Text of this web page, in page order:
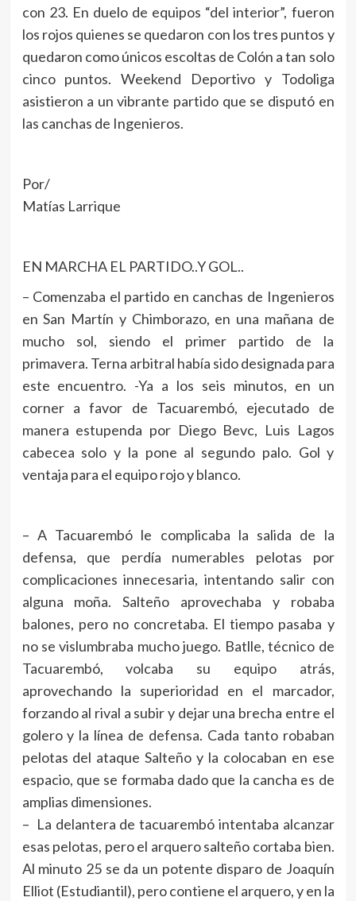
con 23. En duelo de equipos “del interior”, fueron
los rojos quienes se quedaron con los tres puntos y
quedaron como únicos escoltas de Colón a tan solo
cinco puntos. Weekend Deportivo y Todoliga
asistieron a un vibrante partido que se disputó en
las canchas de Ingenieros.
Por/
Matías Larrique
EN MARCHA EL PARTIDO..Y GOL..
– Comenzaba el partido en canchas de Ingenieros
en San Martín y Chimborazo, en una mañana de
mucho sol, siendo el primer partido de la
primavera. Terna arbitral había sido designada para
este encuentro. -Ya a los seis minutos, en un
corner a favor de Tacuarembó, ejecutado de
manera estupenda por Diego Bevc, Luis Lagos
cabecea solo y la pone al segundo palo. Gol y
ventaja para el equipo rojo y blanco.
– A Tacuarembó le complicaba la salida de la
defensa, que perdía numerables pelotas por
complicaciones innecesaria, intentando salir con
alguna moña. Salteño aprovechaba y robaba
balones, pero no concretaba. El tiempo pasaba y
no se vislumbraba mucho juego. Batlle, técnico de
Tacuarembó, volcaba su equipo atrás,
aprovechando la superioridad en el marcador,
forzando al rival a subir y dejar una brecha entre el
golero y la línea de defensa. Cada tanto robaban
pelotas del ataque Salteño y la colocaban en ese
espacio, que se formaba dado que la cancha es de
amplias dimensiones.
– La delantera de tacuarembó intentaba alcanzar
esas pelotas, pero el arquero salteño cortaba bien.
Al minuto 25 se da un potente disparo de Joaquín
Elliot (Estudiantil), pero contiene el arquero, y en la